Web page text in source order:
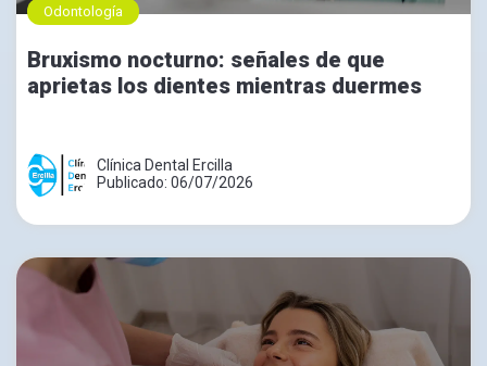
Odontología
Bruxismo nocturno: señales de que
aprietas los dientes mientras duermes
Clínica Dental Ercilla
Publicado: 06/07/2026